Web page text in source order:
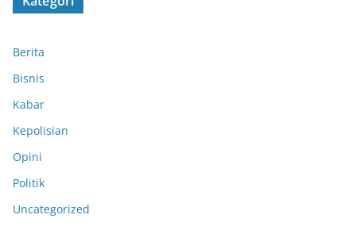
Berita
Bisnis
Kabar
Kepolisian
Opini
Politik
Uncategorized